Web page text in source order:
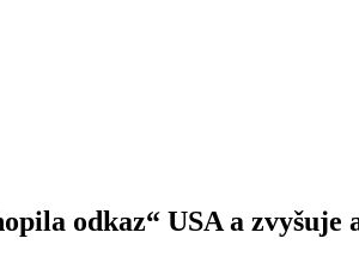
odkaz“ USA a